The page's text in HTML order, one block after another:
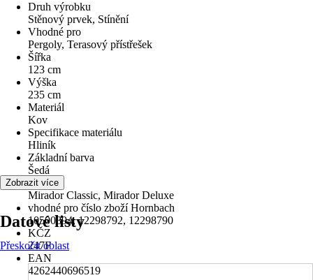
Druh výrobku
Stěnový prvek, Stínění
Vhodné pro
Pergoly, Terasový přístřešek
Šířka
123 cm
Výška
235 cm
Materiál
Kov
Specifikace materiálu
Hliník
Základní barva
Šedá
Série
Mirador Classic, Mirador Deluxe
vhodné pro číslo zboží Hornbach
10500894, 12298792, 12298790
KČZ
247F
EAN
4262440696519
Zobrazit více
Datové listy
Přeskočit oblast